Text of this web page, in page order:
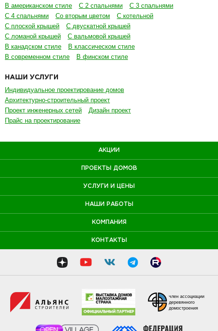
В американском стиле
С 2 спальнями
С 3 спальнями
С 4 спальнями
Со вторым цветом
С котельной
С плоской крышей
С двускатной крышей
С ломаной крышей
С вальмовой крышей
В канадском стиле
В классическом стиле
В современном стиле
В финском стиле
НАШИ УСЛУГИ
Индивидуальное проектирование домов
Архитектурно-строительный проект
Проект инженерных сетей
Дизайн проект
Прайс на проектирование
АКЦИИ
ПРОЕКТЫ ДОМОВ
УСЛУГИ И ЦЕНЫ
НАШИ РАБОТЫ
КОМПАНИЯ
КОНТАКТЫ
член ассоциации
деревянного
домостроения